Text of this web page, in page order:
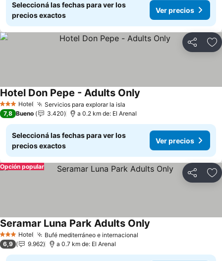
Seleccioná las fechas para ver los
precios exactos
Ver precios
Compartir
3 Estrellas
Hotel Servicios para explorar la isla
Hotel Don Pepe - Adults Only
7,8 Bueno 3.420 a 0.2 km de: El Arenal
Seleccioná las fechas para ver los
precios exactos
Ver precios
Compartir
Opción popular
3 Estrellas
Hotel Bufé mediterráneo e internacional
Seramar Luna Park Adults Only
6,9 9.962 a 0.7 km de: El Arenal